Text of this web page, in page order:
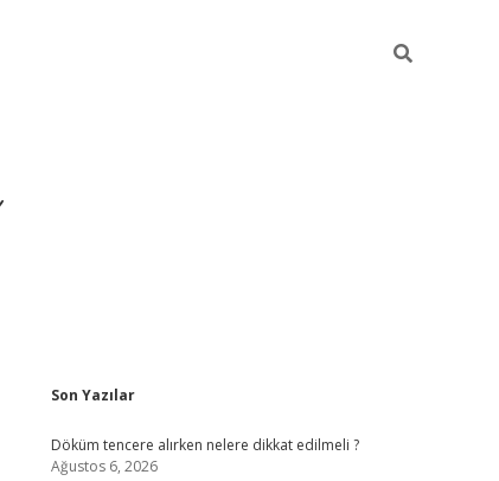
Sidebar
Son Yazılar
Döküm tencere alırken nelere dikkat edilmeli ?
Ağustos 6, 2026